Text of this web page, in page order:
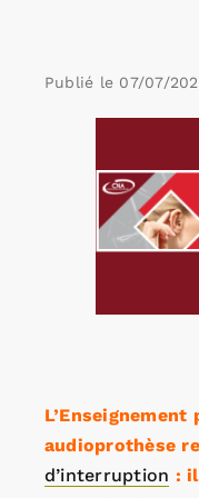
Publié le 07/07/
agrandie
audioprothèse
d’interruption :